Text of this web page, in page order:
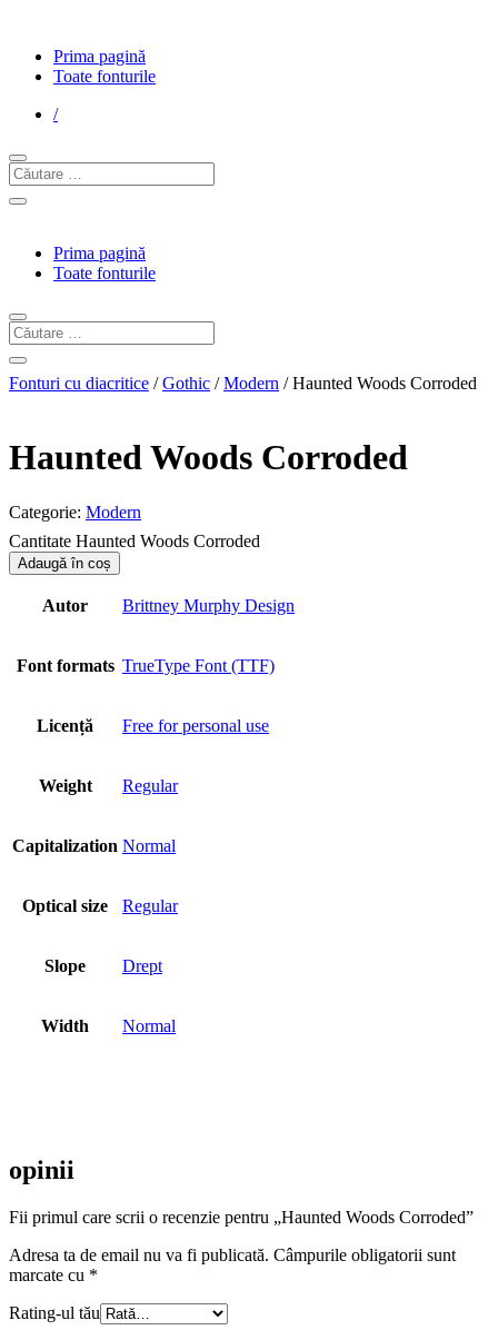
Prima pagină
Toate fonturile
/
Prima pagină
Toate fonturile
Fonturi cu diacritice /Gothic /Modern / Haunted Woods Corroded
Haunted Woods Corroded
Categorie: Modern
Cantitate Haunted Woods Corroded
Adaugă în coș
Autor Brittney Murphy Design
Font formats TrueType Font (TTF)
Licență Free for personal use
Weight Regular
Capitalization Normal
Optical size Regular
Slope Drept
Width Normal
opinii
Fii primul care scrii o recenzie pentru „Haunted Woods Corroded”
Adresa ta de email nu va fi publicată. Câmpurile obligatorii sunt
marcate cu *
Rating-ul tău